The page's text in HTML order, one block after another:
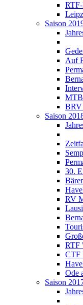
Saison
Auf
BRV
Saison
30.
RV
RTF
CTF
Ode
Saison